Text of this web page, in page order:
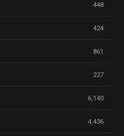
448
424
861
227
6,140
4,436